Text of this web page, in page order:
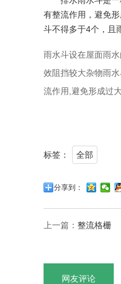
有整流作用，避免
斗不得多于4个，且
雨水斗设在屋面雨
效阻挡较大杂物雨
流作用,避免形成过
标签： 全部
分享到：
上一篇： 整流格栅
网友评论